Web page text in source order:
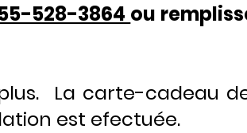
528-3864 ou
La carte-cadeau
est efectuée.